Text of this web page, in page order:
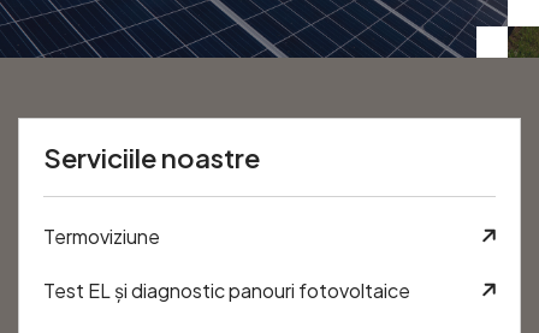
Serviciile noastre
Termoviziune
Test EL și diagnostic panouri fotovoltaice